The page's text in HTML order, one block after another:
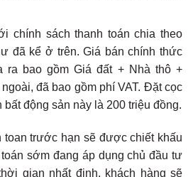
chính sách thanh toán chia theo
đã kể ở trên. Giá bán chính thức
bao gồm Giá đất + Nhà thô +
đã bao gồm phí VAT. Đặt cọc
động sản này là 200 triệu đồng.
toan trước hạn sẽ được chiết khấu
sớm đang áp dụng chủ đầu tư
gian nhất định, khách hàng sẽ